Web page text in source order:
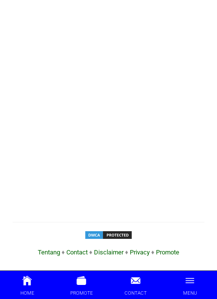
Tentang ♦ Contact ♦ Disclaimer♦ Privacy ♦ Promote
HOME PROMOTE CONTACT MENU